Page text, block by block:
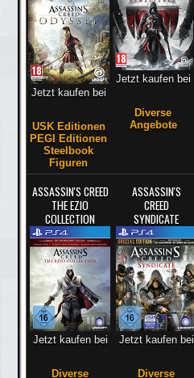
Jetzt kaufen bei
USK Editionen
PEGI Editionen
Steelbook
Figuren
Jetzt kaufen bei
Diverse
Angebote
ASSASSIN'S CREED
THE EZIO
COLLECTION
Jetzt kaufen bei
Diverse
ASSASSIN'S
CREED
SYNDICATE
Jetzt kaufen bei
Diverse